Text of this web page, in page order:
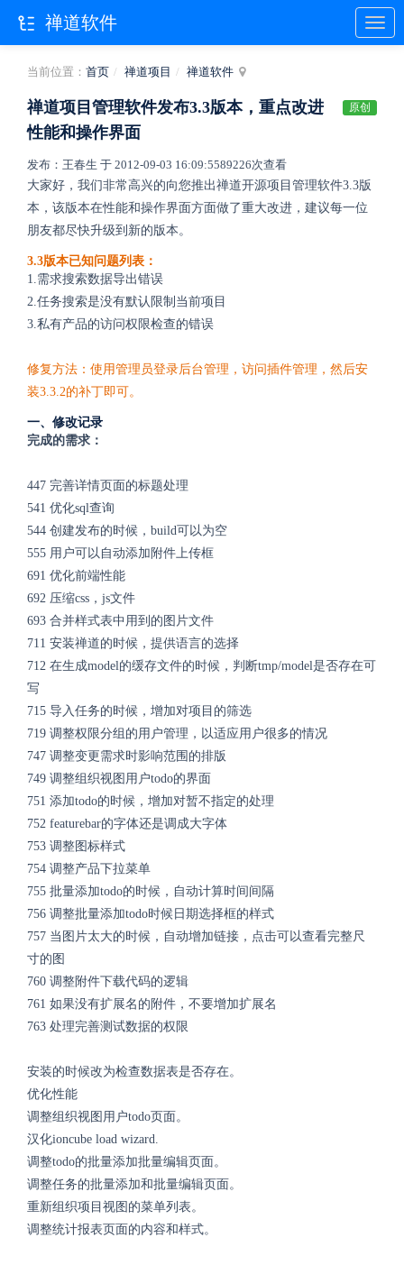
当前位置： 首页 禅道项目 禅道软件
禅道项目管理软件发布3.3版本，重点改进
性能和操作界面
原创
发布：王春生 于 2012-09-03 16:09:5589226次查看
大家好，我们非常高兴的向您推出禅道开源项目管理软件3.3版
本，该版本在性能和操作界面方面做了重大改进，建议每一位
朋友都尽快升级到新的版本。
3.3版本已知 问题列表：
1.需求搜索数据导出错误
2.任务搜索是没有默认限制当前项目
3.私有产品的访问权限检查的错误
修复方法： 使用管理员登录后台管理， 访问插件管理， 然后安
装3.3.2的补丁即可。
一、修改记录
完成的需求：
447 完善详情页面的标题处理
541 优化sql查询
544 创建发布的时候，build可以为空
555 用户可以自动添加附件上传框
691 优化前端性能
692 压缩css，js文件
693 合并样式表中用到的图片文件
711 安装禅道的时候，提供语言的选择
712 在生成model的缓存文件的时候，判断tmp/model是否存在可
写
715 导入任务的时候，增加对项目的筛选
719 调整权限分组的用户管理，以适应用户很多的情况
747 调整变更需求时影响范围的排版
749 调整组织视图用户todo的界面
751 添加todo的时候，增加对暂不指定的处理
752 featurebar的字体还是调成大字体
753 调整图标样式
754 调整产品下拉菜单
755 批量添加todo的时候，自动计算时间间隔
756 调整批量添加todo时候日期选择框的样式
757 当图片太大的时候，自动增加链接，点击可以查看完整尺
寸的图
760 调整附件下载代码的逻辑
761 如果没有扩展名的附件，不要增加扩展名
763 处理完善测试数据的权限
安装的时候改为检查数据表是否存在。
优化性能
调整组织视图用户todo页面。
汉化ioncube load wizard.
调整todo的批量添加批量编辑页面。
调整任务的批量添加和批量编辑页面。
重新组织项目视图的菜单列表。
调整统计报表页面的内容和样式。
禅道软件